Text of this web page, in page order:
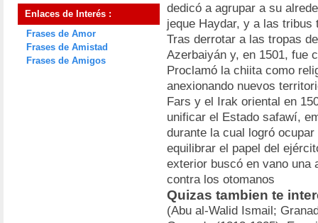
Enlaces de Interés :
Frases de Amor
Frases de Amistad
Frases de Amigos
dedicó a agrupar a su
jeque Haydar, y a las
Tras derrotar a las tropas
Azerbaiyán y, en 1501, fue
Proclamó la chiita como
anexionando nuevos
Fars y el Irak oriental en
unificar el Estado safawí,
durante la cual logró
equilibrar el papel del
exterior buscó en vano una
contra los otomanos
Quizas tambien te
(Abu al-Walid Ismail;